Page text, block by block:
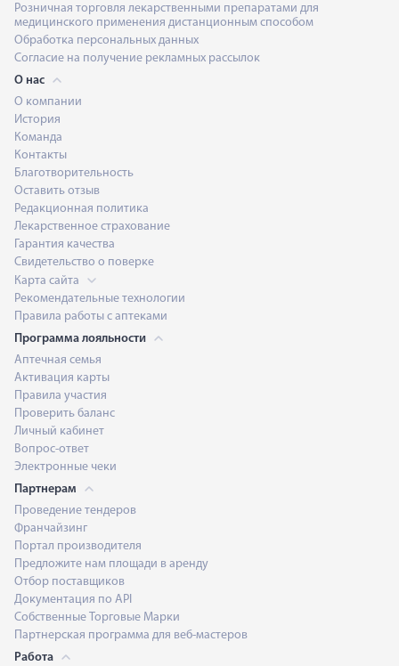
Розничная торговля лекарственными препаратами для
медицинского применения дистанционным способом
Обработка персональных данных
Согласие на получение рекламных рассылок
О нас
О компании
История
Команда
Контакты
Благотворительность
Оставить отзыв
Редакционная политика
Лекарственное страхование
Гарантия качества
Свидетельство о поверке
Карта сайта
Рекомендательные технологии
Правила работы с аптеками
Программа лояльности
Аптечная семья
Активация карты
Правила участия
Проверить баланс
Личный кабинет
Вопрос-ответ
Электронные чеки
Партнерам
Проведение тендеров
Франчайзинг
Портал производителя
Предложите нам площади в аренду
Отбор поставщиков
Документация по API
Собственные Торговые Марки
Партнерская программа для веб-мастеров
Работа